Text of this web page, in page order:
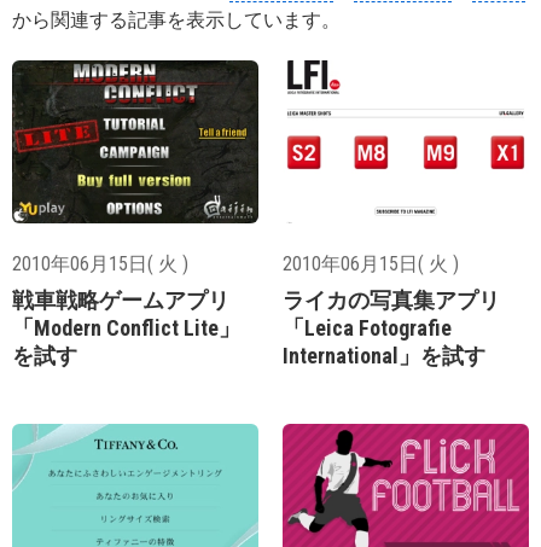
から関連する記事を表示しています。
2010年06月15日( 火 )
戦車戦略ゲームアプリ
「Modern Conflict Lite」
を試す
2010年06月15日( 火 )
ライカの写真集アプリ
「Leica Fotografie
International」を試す